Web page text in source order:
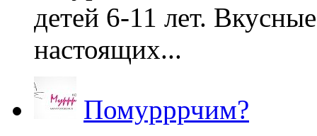
детей 6-11 лет.
настоящих...
Помурррчим?